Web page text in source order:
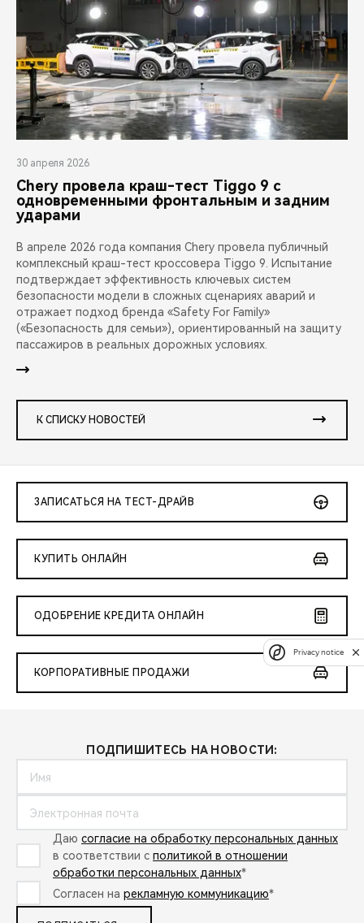
30 апреля 2026
Chery провела краш-тест Tiggo 9 с
одновременными фронтальным и задним
ударами
В апреле 2026 года компания Chery провела публичный
комплексный краш-тест кроссовера Tiggo 9. Испытание
подтверждает эффективность ключевых систем
безопасности модели в сложных сценариях аварий и
отражает подход бренда «Safety For Family»
(«Безопасность для семьи»), ориентированный на защиту
пассажиров в реальных дорожных условиях.
К СПИСКУ НОВОСТЕЙ
ЗАПИСАТЬСЯ НА ТЕСТ-ДРАЙВ
КУПИТЬ ОНЛАЙН
ОДОБРЕНИЕ КРЕДИТА ОНЛАЙН
КОРПОРАТИВНЫЕ ПРОДАЖИ
ПОДПИШИТЕСЬ НА НОВОСТИ:
Даю согласие на обработку персональных данных
в соответствии с политикой в отношении
обработки персональных данных*
Согласен на рекламную коммуникацию*
Privacy notice